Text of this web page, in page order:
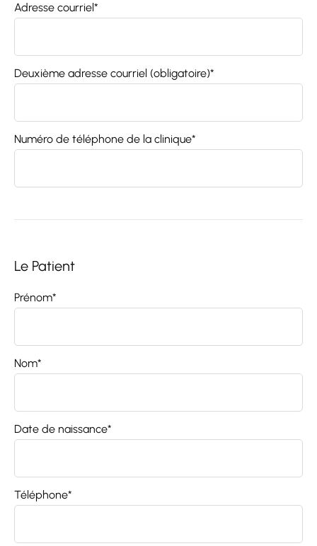
Adresse courriel*
Deuxième adresse courriel (obligatoire)*
Numéro de téléphone de la clinique*
Le Patient
Prénom*
Nom*
Date de naissance*
Téléphone*